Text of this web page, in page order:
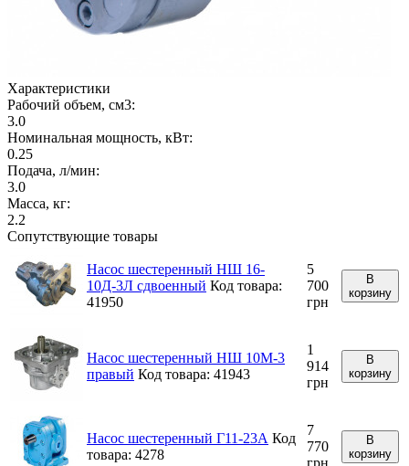
Характеристики
Рабочий объем, см3:
3.0
Номинальная мощность, кВт:
0.25
Подача, л/мин:
3.0
Масса, кг:
2.2
Сопутствующие товары
Насос шестеренный НШ 16-
10Д-3Л сдвоенный Код товара:
41950
5
700
грн
В
корзину
Насос шестеренный НШ 10М-3
правый Код товара: 41943
1
914
грн
В
корзину
Насос шестеренный Г11-23А Код
товара: 4278
7
770
грн
В
корзину